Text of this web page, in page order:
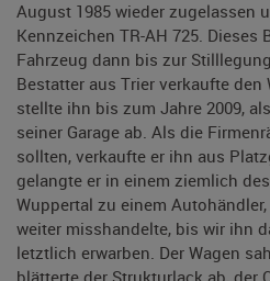
August 1985 wieder zugelassen
Kennzeichen TR-AH 725.
Fahrzeug dann bis zur
Bestatter aus Trier verkaufte den
stellte ihn bis zum Jahre 2009,
seiner Garage ab. Als die
sollten, verkaufte er ihn aus
gelangte er in einem ziemlich
Wuppertal zu einem
weiter misshandelte, bis wir ihn
letztlich erwarben. Der Wagen